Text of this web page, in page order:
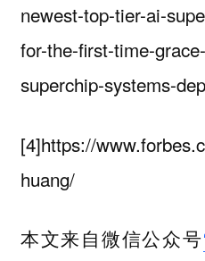
newest-top-tier-ai-
for-the-first-time-
superchip-systems-
[4]https://
huang/
本文来自微信公众号